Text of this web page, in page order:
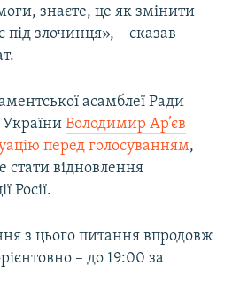
знаєте, це як змінити
злочинця», – сказав
асамблеї Ради
Володимир Ар’єв
перед голосуванням,
стати відновлення
Росії.
з цього питання впродовж
– до 19:00 за